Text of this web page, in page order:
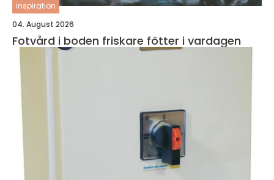
inspiration
04. August 2026
Fotvård i boden friskare fötter i vardagen